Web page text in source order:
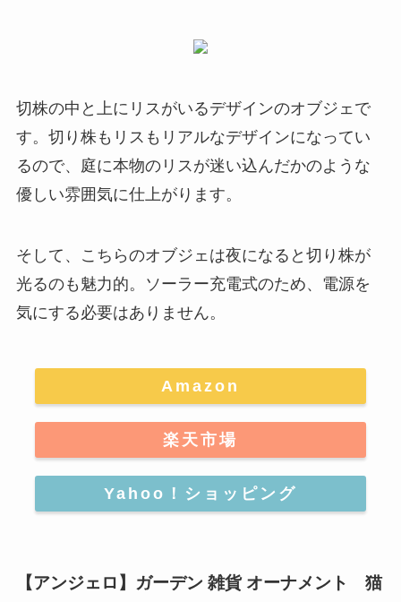
切株の中と上にリスがいるデザインのオブジェで
す。切り株もリスもリアルなデザインになってい
るので、 庭に本物のリスが迷い込んだかのような
優しい雰囲気に仕上がります。
そして、こちらのオブジェは夜になると切り株が
光るのも魅力的。ソーラー充電式のため、電源を
気にする必要はありません。
Amazon
楽天市場
Yahoo！ショッピング
【アンジェロ】ガーデン 雑貨 オーナメント 猫